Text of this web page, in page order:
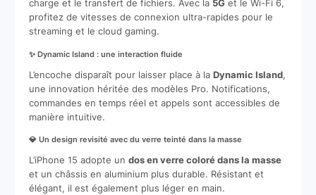
charge et le transfert de fichiers. Avec la 5Get le Wi-Fi 6,
profitez de vitesses de connexion ultra-rapides pour le
streaming et le cloud gaming.
✨ Dynamic Island : une interaction fluide
L’encoche disparaît pour laisser place à la Dynamic Island,
une innovation héritée des modèles Pro. Notifications,
commandes en temps réel et appels sont accessibles de
manière intuitive.
💎 Un design revisité avec du verre teinté dans la masse
L’iPhone 15 adopte un dos en verre coloré dans la masse
et un châssis en aluminium plus durable. Résistant et
élégant, il est également plus léger en main.